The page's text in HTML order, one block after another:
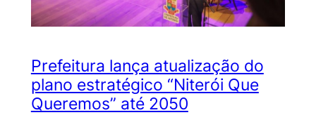
Prefeitura lança atualização do
plano estratégico “Niterói Que
Queremos” até 2050